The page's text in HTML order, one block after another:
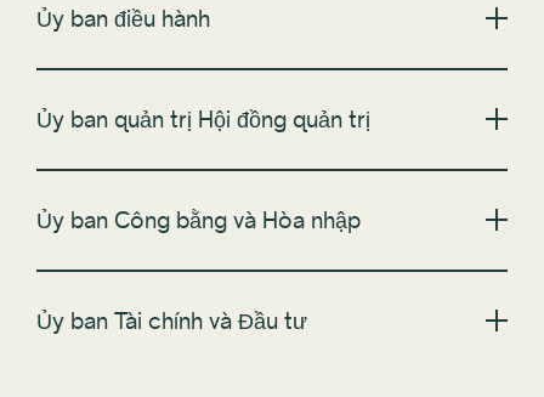
Ủy ban điều hành
Ủy ban quản trị Hội đồng quản trị
Ủy ban Công bằng và Hòa nhập
Ủy ban Tài chính và Đầu tư